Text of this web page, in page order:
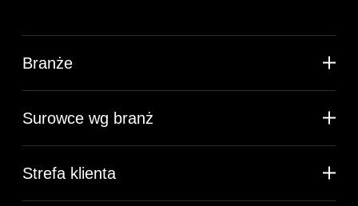
Branże
Surowce wg branż
Strefa klienta